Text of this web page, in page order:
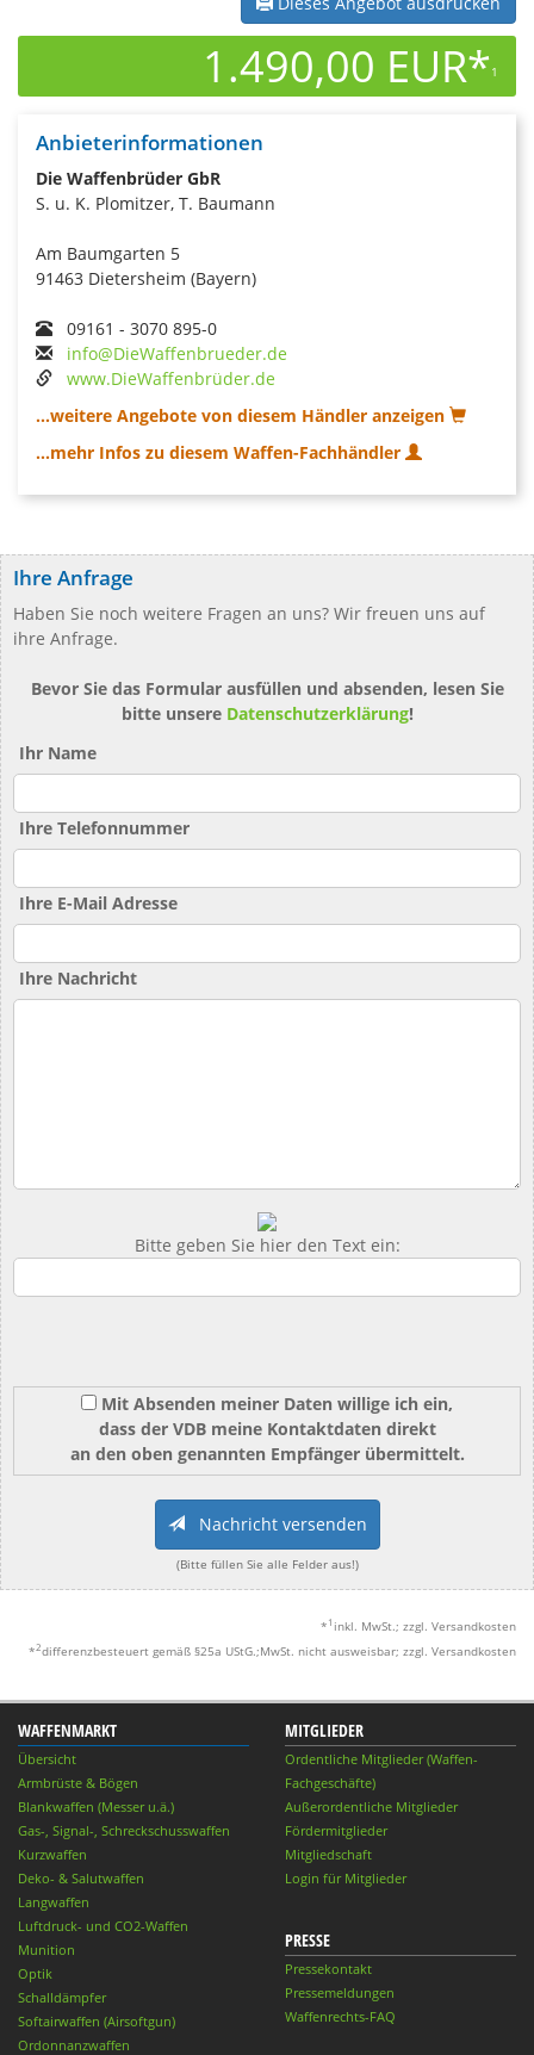
1.490,00 EUR*1
Anbieterinformationen
Die Waffenbrüder GbR
S. u. K. Plomitzer, T. Baumann
Am Baumgarten 5
91463 Dietersheim (Bayern)
09161 - 3070 895-0
info@DieWaffenbrueder.de
www.DieWaffenbrüder.de
...weitere Angebote von diesem Händler anzeigen
...mehr Infos zu diesem Waffen-Fachhändler
Ihre Anfrage
Haben Sie noch weitere Fragen an uns? Wir freuen uns auf
ihre Anfrage.
Bevor Sie das Formular ausfüllen und absenden, lesen Sie
bitte unsere Datenschutzerklärung!
Ihr Name
Ihre Telefonnummer
Ihre E-Mail Adresse
Ihre Nachricht
Bitte geben Sie hier den Text ein:
Mit Absenden meiner Daten willige ich ein,
dass der VDB meine Kontaktdaten direkt
an den oben genannten Empfänger übermittelt.
Nachricht versenden
(Bitte füllen Sie alle Felder aus!)
* 1 inkl. MwSt.; zzgl. Versandkosten
*2differenzbesteuert gemäß §25a UStG.;MwSt. nicht ausweisbar; zzgl. Versandkosten
WAFFENMARKT
Übersicht
Armbrüste & Bögen
Blankwaffen (Messer u.ä.)
Gas-, Signal-, Schreckschusswaffen
Kurzwaffen
Deko- & Salutwaffen
Langwaffen
Luftdruck- und CO2-Waffen
Munition
Optik
Schalldämpfer
Softairwaffen (Airsoftgun)
Ordonnanzwaffen
MITGLIEDER
Ordentliche Mitglieder (Waffen-
Fachgeschäfte)
Außerordentliche Mitglieder
Fördermitglieder
Mitgliedschaft
Login für Mitglieder
PRESSE
Pressekontakt
Pressemeldungen
Waffenrechts-FAQ